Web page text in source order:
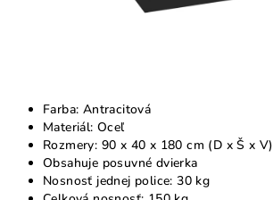
Farba: Antracitová
Materiál: Oceľ
Rozmery: 90 x 40 x 180 cm (D x Š x V)
Obsahuje posuvné dvierka
Nosnosť jednej police: 30 kg